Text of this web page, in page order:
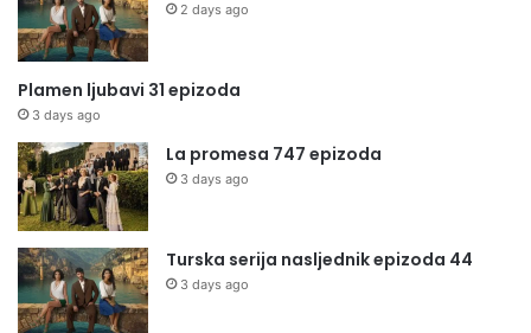
2 days ago
Plamen ljubavi 31 epizoda
3 days ago
La promesa 747 epizoda
3 days ago
Turska serija nasljednik epizoda 44
3 days ago